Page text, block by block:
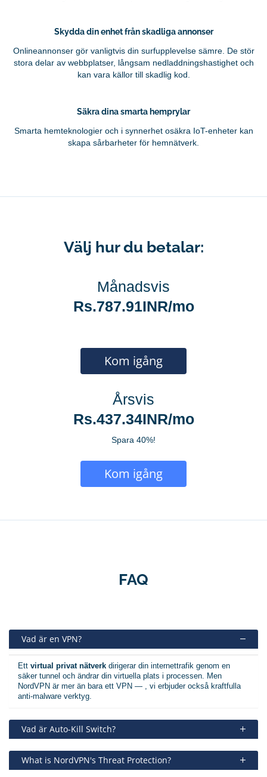
Skydda din enhet från skadliga annonser
Onlineannonser gör vanligtvis din surfupplevelse sämre. De stör
stora delar av webbplatser, långsam nedladdningshastighet och
kan vara källor till skadlig kod.
Säkra dina smarta hemprylar
Smarta hemteknologier och i synnerhet osäkra IoT-enheter kan
skapa sårbarheter för hemnätverk.
Välj hur du betalar:
Månadsvis
Rs.787.91INR/mo
Kom igång
Årsvis
Rs.437.34INR/mo
Spara 40%!
Kom igång
FAQ
Vad är en VPN?
Ett virtual privat nätverk dirigerar din internettrafik genom en
säker tunnel och ändrar din virtuella plats i processen. Men
NordVPN är mer än bara ett VPN — , vi erbjuder också kraftfulla
anti-malware verktyg.
Vad är Auto-Kill Switch?
What is NordVPN's Threat Protection?